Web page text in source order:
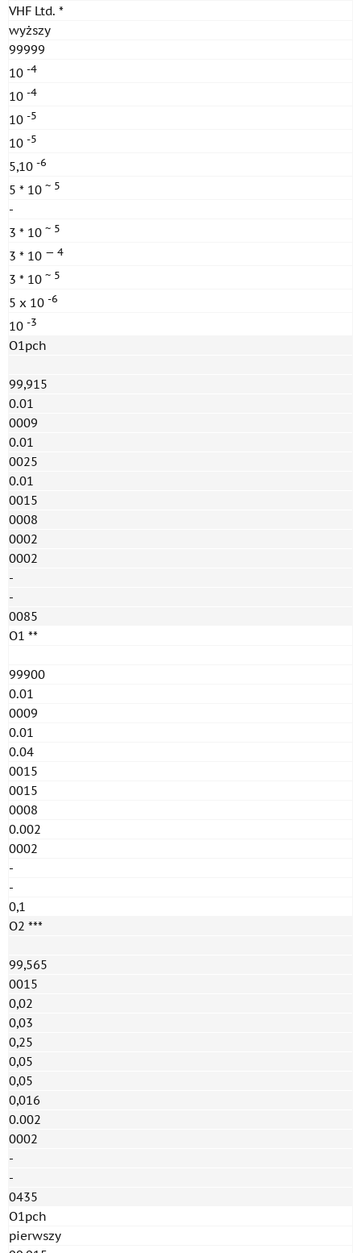
VHF Ltd. *
wyższy
99999
10 -4
10 -4
10 -5
10 -5
5,10 -6
5 * 10 ~ 5
-
3 * 10 ~ 5
3 * 10 — 4
3 * 10 ~ 5
5 x 10 -6
10 -3
O1pch
99,915
0.01
0009
0.01
0025
0.01
0015
0008
0002
0002
-
-
0085
O1 **
99900
0.01
0009
0.01
0.04
0015
0015
0008
0.002
0002
-
-
0,1
O2 ***
99,565
0015
0,02
0,03
0,25
0,05
0,05
0,016
0.002
0002
-
-
0435
O1pch
pierwszy